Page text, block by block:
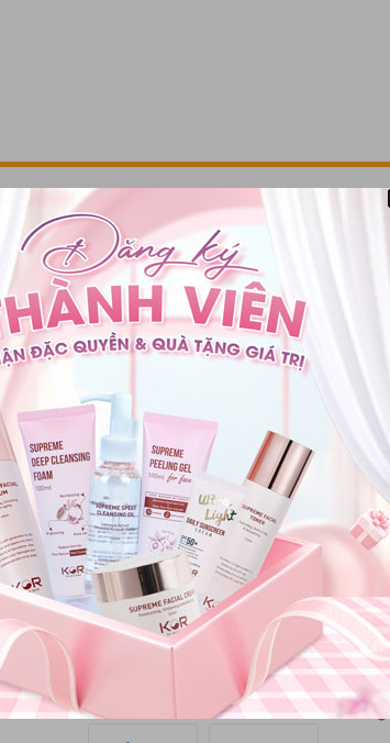
chúng tôi
nhất
thanh toán Đổi trả trong vòng 07
PHƯƠNG THỨC THANH TOÁN
PHƯƠNG THỨC VẬN CHUYỂN